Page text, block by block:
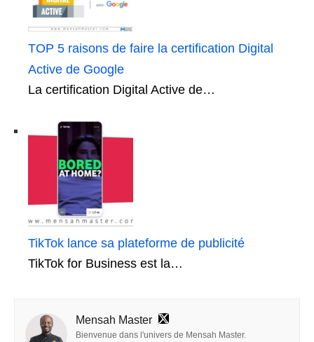
TOP 5 raisons de faire la certification Digital
Active de Google
La certification Digital Active de…
TikTok lance sa plateforme de publicité
TikTok for Business est la…
Mensah Master
Bienvenue dans l'univers de Mensah Master.